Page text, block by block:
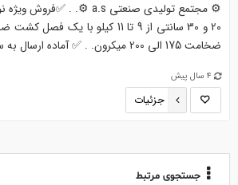
ضخامت 175 الی 200 میکرون. . ✅ آماده ارسال به سراسر ایران. . ✅بیش ...
4 سال پیش
جزئیات
جستجوی مرتبط